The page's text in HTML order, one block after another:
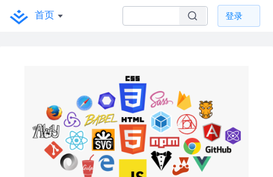
首页 登录